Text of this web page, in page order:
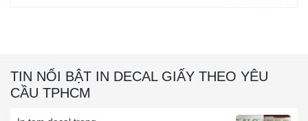
TIN NỔI BẬT IN DECAL GIẤY THEO YÊU
CẦU TPHCM